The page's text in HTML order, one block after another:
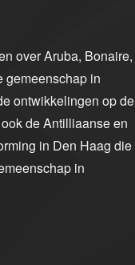
over Aruba, Bonaire,
gemeenschap in
ontwikkelingen op de
de Antilliaanse en
in Den Haag die
in